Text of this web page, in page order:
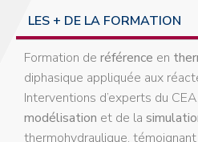
LES + DE LA FORMATION
Formation de référence en
diphasique appliquée aux
Interventions d’experts du
modélisation et de la
thermohydraulique,